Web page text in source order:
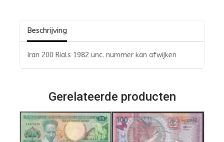
Beschrijving
Iran 200 Rials 1982 unc. nummer kan afwijken
Gerelateerde producten